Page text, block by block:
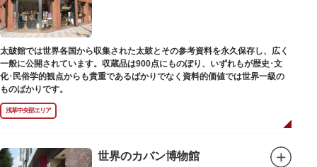
天門に変更されました。
その後、第二次世界大戦により2柱の像は焼失。現在は、上野の寛永寺（か
んえいじ）の四代将軍徳川家綱霊廟にあった持国天と増長天（ぞうちょうて
ん）の像が祀られています。持国天と増長天は、四天王と呼ばれる仏さまと
して知られていますが、四天王は仏教の守護神であることから武装した姿。
どちらも、鎌倉時代以降に流行した複数の木材を組み合わせる技法「寄木
造」により造られています。
太皷館では世界各国から収集された太鼓とその参考資料を永久保存し、広く
一般に公開されています。収蔵品は900点にものぼり、いずれもが歴史･文
化･民俗学的観点からも貴重であるばかりでなく資料的価値では世界一級の
ものばかりです。
浅草中央部エリア
世界のカバン博物館